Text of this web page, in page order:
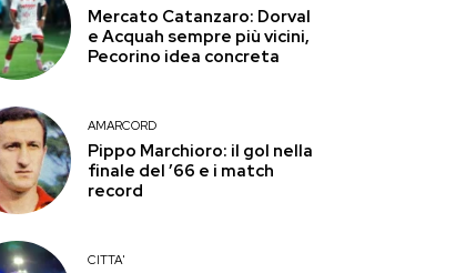
Mercato Catanzaro: Dorval
e Acquah sempre più vicini,
Pecorino idea concreta
AMARCORD
Pippo Marchioro: il gol nella
finale del ’66 e i match
record
CITTA'